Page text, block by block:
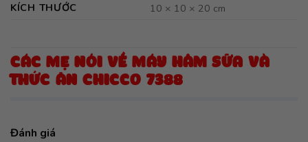
KÍCH THƯỚC
10 × 10 × 20 cm
CÁC MẸ NÓI VỀ MÁY HÂM SỮA VÀ
THỨC ĂN CHICCO 7388
Đánh giá